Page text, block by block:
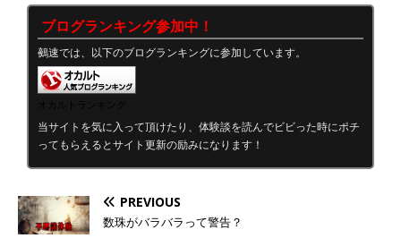
ブログランキング参加中！
鵺速では、以下のブログランキングに参加しています。
当サイトを気に入って頂けたり、体験談を読んでビビった時にポチ
ってもらえるとサイト更新の励みになります！
PREVIOUS
数珠がバラバラって警告？